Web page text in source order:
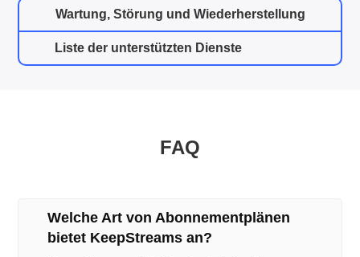
Wartung, Störung und Wiederherstellung
Liste der unterstützten Dienste
FAQ
Welche Art von Abonnementplänen
bietet KeepStreams an?